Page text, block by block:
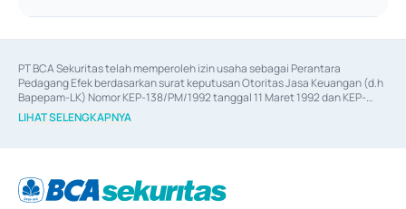
PT BCA Sekuritas telah memperoleh izin usaha sebagai Perantara
Pedagang Efek berdasarkan surat keputusan Otoritas Jasa Keuangan (d.h
Bapepam-LK) Nomor KEP-138/PM/1992 tanggal 11 Maret 1992 dan KEP-
06/D.04/2014 tanggal 28 Februari 2014, izin usaha sebagai Penjamin Emisi
Efek berdasarkan surat keputusan Otoritas Jasa Keuangan Nomor KEP-
berdasarkan surat keputusan Otoritas Jasa Keuangan Nomor S-
67/PM.21/2017 tanggal 3 Februari 2017, dan beberapa izin usaha lainnya
LIHAT SELENGKAPNYA